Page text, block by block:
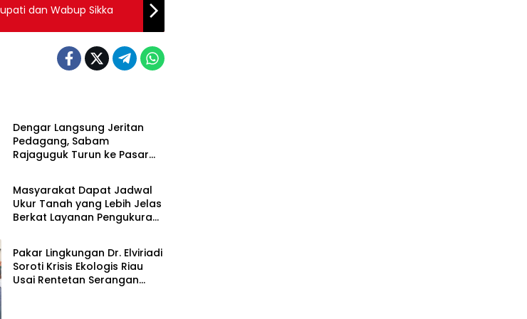
dan Wabup Sikka
Dengar Langsung Jeritan
Pedagang, Sabam
Rajaguguk Turun ke Pasar
Berita
Masyarakat Dapat Jadwal
Ukur Tanah yang Lebih Jelas
Berkat Layanan Pengukuran
Berita
Pakar Lingkungan Dr. Elviriadi
Soroti Krisis Ekologis Riau
Usai Rentetan Serangan